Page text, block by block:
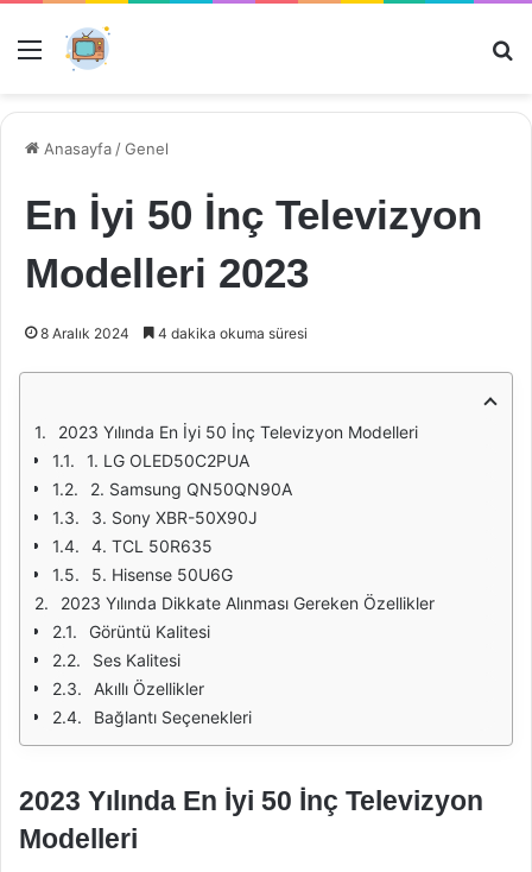
Menü
Anasayfa /Genel
En İyi 50 İnç Televizyon
Modelleri 2023
8 Aralık 2024 4 dakika okuma süresi
2023 Yılında En İyi 50 İnç Televizyon Modelleri
1. LG OLED50C2PUA
2. Samsung QN50QN90A
3. Sony XBR-50X90J
4. TCL 50R635
5. Hisense 50U6G
2023 Yılında Dikkate Alınması Gereken Özellikler
Görüntü Kalitesi
Ses Kalitesi
Akıllı Özellikler
Bağlantı Seçenekleri
2023 Yılında En İyi 50 İnç Televizyon
Modelleri